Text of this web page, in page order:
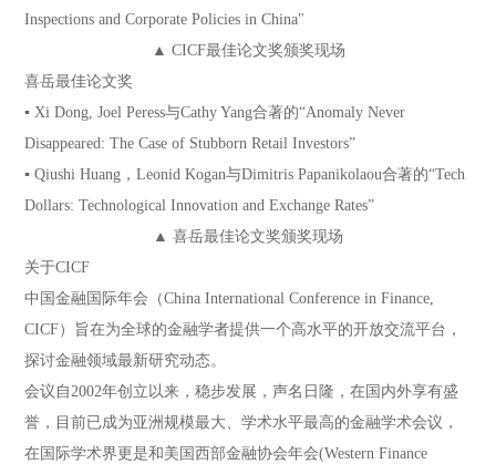
Inspections and Corporate Policies in China"
▲ CICF最佳论文奖颁奖现场
喜岳最佳论文奖
▪ Xi Dong, Joel Peress与Cathy Yang合著的“Anomaly Never
Disappeared: The Case of Stubborn Retail Investors”
▪ Qiushi Huang，Leonid Kogan与Dimitris Papanikolaou合著的“Tech
Dollars: Technological Innovation and Exchange Rates”
▲ 喜岳最佳论文奖颁奖现场
关于CICF
中国金融国际年会（China International Conference in Finance,
CICF）旨在为全球的金融学者提供一个高水平的开放交流平台，
探讨金融领域最新研究动态。
会议自2002年创立以来，稳步发展，声名日隆，在国内外享有盛
誉，目前已成为亚洲规模最大、学术水平最高的金融学术会议，
在国际学术界更是和美国西部金融协会年会(Western Finance